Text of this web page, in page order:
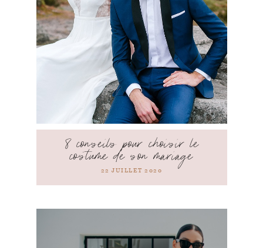
8 conseils pour choisir le
costume de son mariage
22 JUILLET 2020